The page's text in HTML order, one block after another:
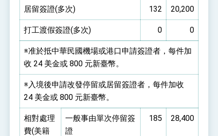
居留簽證(多次) 132 20,200
打工渡假簽證(多次) 0 0
※准於抵中華民國機場或港口申請簽證者，每件加
收 24 美金或 800 元新臺幣。
※入境後申請改發停留或居留簽證者，每件加收
24 美金或 800 元新臺幣。
相對處理
費(美籍
一般事由單次停留簽
證
185 28,400